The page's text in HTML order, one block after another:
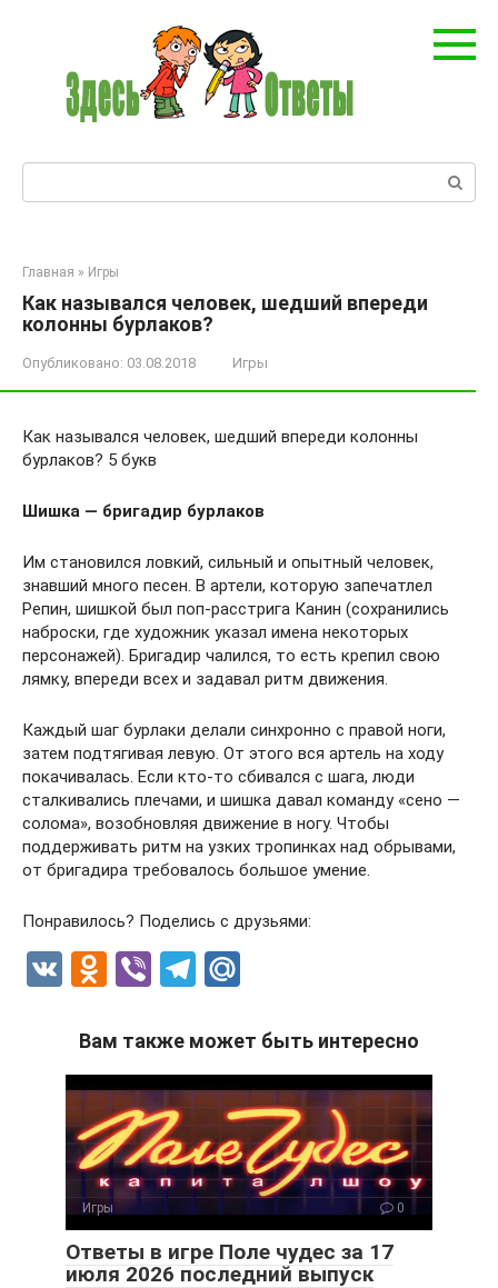
Поиск:
Главная » Игры
Как назывался человек, шедший впереди
колонны бурлаков?
Опубликовано: 03.08.2018 Игры
Как назывался человек, шедший впереди колонны
бурлаков? 5 букв
Шишка — бригадир бурлаков
Им становился ловкий, сильный и опытный человек,
знавший много песен. В артели, которую запечатлел
Репин, шишкой был поп-расстрига Канин (сохранились
наброски, где художник указал имена некоторых
персонажей). Бригадир чалился, то есть крепил свою
лямку, впереди всех и задавал ритм движения.
Каждый шаг бурлаки делали синхронно с правой ноги,
затем подтягивая левую. От этого вся артель на ходу
покачивалась. Если кто-то сбивался с шага, люди
сталкивались плечами, и шишка давал команду «сено —
солома», возобновляя движение в ногу. Чтобы
поддерживать ритм на узких тропинках над обрывами,
от бригадира требовалось большое умение.
Понравилось? Поделись с друзьями:
V
O
n
o
kl
a
ss
ni
ki
Vi
er
T
e
gr
a
m
.R
u
Вам также может быть интересно
Игры 0
Ответы в игре Поле чудес за 17
июля 2026 последний выпуск